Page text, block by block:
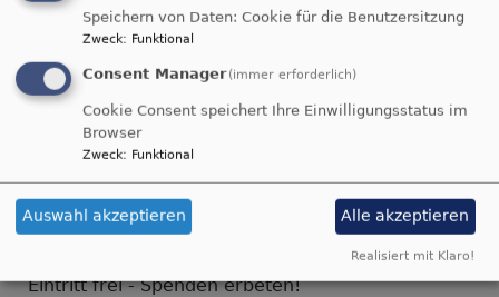
Bildrechte
November 2021 um
geistliche und
weltliche Kompositionen für Posaunenchor
Posaunenchor der Stadtkirche
Leitung: Martin Blaufelder
Lesungen: Dieter Brückner
Eintritt frei - Spenden erbeten!
Speichern von Daten: Cookie für die Benutzersitzung
Zweck: Funktional
Consent Manager (immer erforderlich)
Cookie Consent speichert Ihre Einwilligungsstatus im
Browser
Zweck: Funktional
Auswahl akzeptieren Alle akzeptieren
Realisiert mit Klaro!